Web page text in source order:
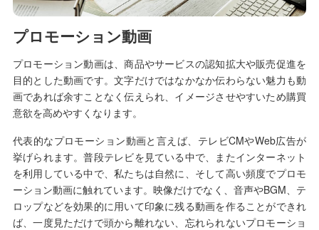
プロモーション動画
プロモーション動画は、商品やサービスの認知拡大や販売促進を
目的とした動画です。文字だけではなかなか伝わらない魅力も動
画であれば余すことなく伝えられ、イメージさせやすいため購買
意欲を高めやすくなります。
代表的なプロモーション動画と言えば、テレビCMやWeb広告が
挙げられます。普段テレビを見ている中で、またインターネット
を利用している中で、私たちは自然に、そして高い頻度でプロモ
ーション動画に触れています。映像だけでなく、音声やBGM、テ
ロップなどを効果的に用いて印象に残る動画を作ることができれ
ば、一度見ただけで頭から離れない、忘れられないプロモーショ